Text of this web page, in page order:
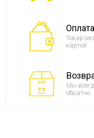
Оплата
Товар
картой
Мы
обратно